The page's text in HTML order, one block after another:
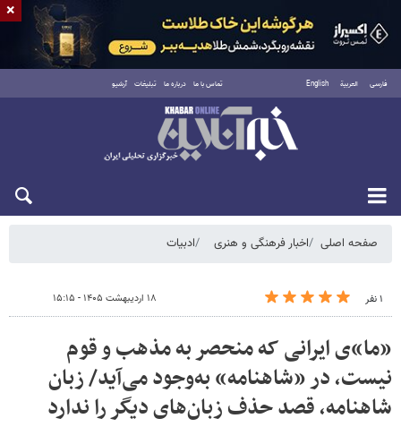
فارسی العربية English تماس با ما درباره ما تبلیغات آرشیو
پنجشنبه ۱۵ مرداد ۱۴۰۵
صفحه اصلی اخبار فرهنگی و هنری ادبیات
۱ نفر ۱۸ اردیبهشت ۱۴۰۵ - ۱۵:۱۵
«ما»ی ایرانی که منحصر به مذهب و قوم
نیست، در «شاهنامه» به‌وجود می‌آید/ زبان
شاهنامه، قصد حذف زبان‌های دیگر را ندارد
×